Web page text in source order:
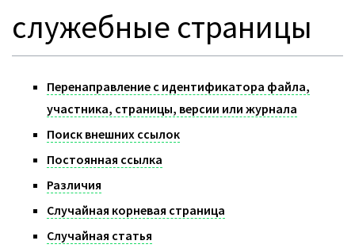
служебные страницы
Перенаправление с идентификатора файла,
участника, страницы, версии или журнала
Поиск внешних ссылок
Постоянная ссылка
Различия
Случайная корневая страница
Случайная статья